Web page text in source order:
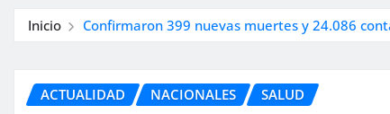
Inicio Confirmaron 399 nuevas muertes y 24.086
ACTUALIDAD NACIONALES SALUD